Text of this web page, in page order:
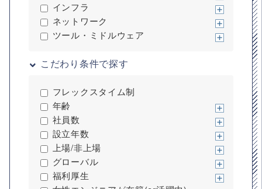
インフラ
ネットワーク
ツール・ミドルウェア
こだわり条件で探す
フレックスタイム制
年齢
社員数
設立年数
上場/非上場
グローバル
福利厚生